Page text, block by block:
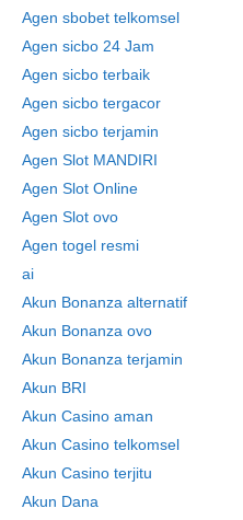
Agen sbobet telkomsel
Agen sicbo 24 Jam
Agen sicbo terbaik
Agen sicbo tergacor
Agen sicbo terjamin
Agen Slot MANDIRI
Agen Slot Online
Agen Slot ovo
Agen togel resmi
ai
Akun Bonanza alternatif
Akun Bonanza ovo
Akun Bonanza terjamin
Akun BRI
Akun Casino aman
Akun Casino telkomsel
Akun Casino terjitu
Akun Dana